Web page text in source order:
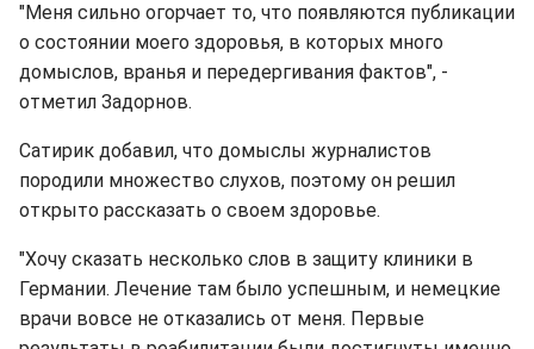
"Меня сильно огорчает то, что появляются публикации
о состоянии моего здоровья, в которых много
домыслов, вранья и передергивания фактов", -
отметил Задорнов.
Сатирик добавил, что домыслы журналистов
породили множество слухов, поэтому он решил
открыто рассказать о своем здоровье.
"Хочу сказать несколько слов в защиту клиники в
Германии. Лечение там было успешным, и немецкие
врачи вовсе не отказались от меня. Первые